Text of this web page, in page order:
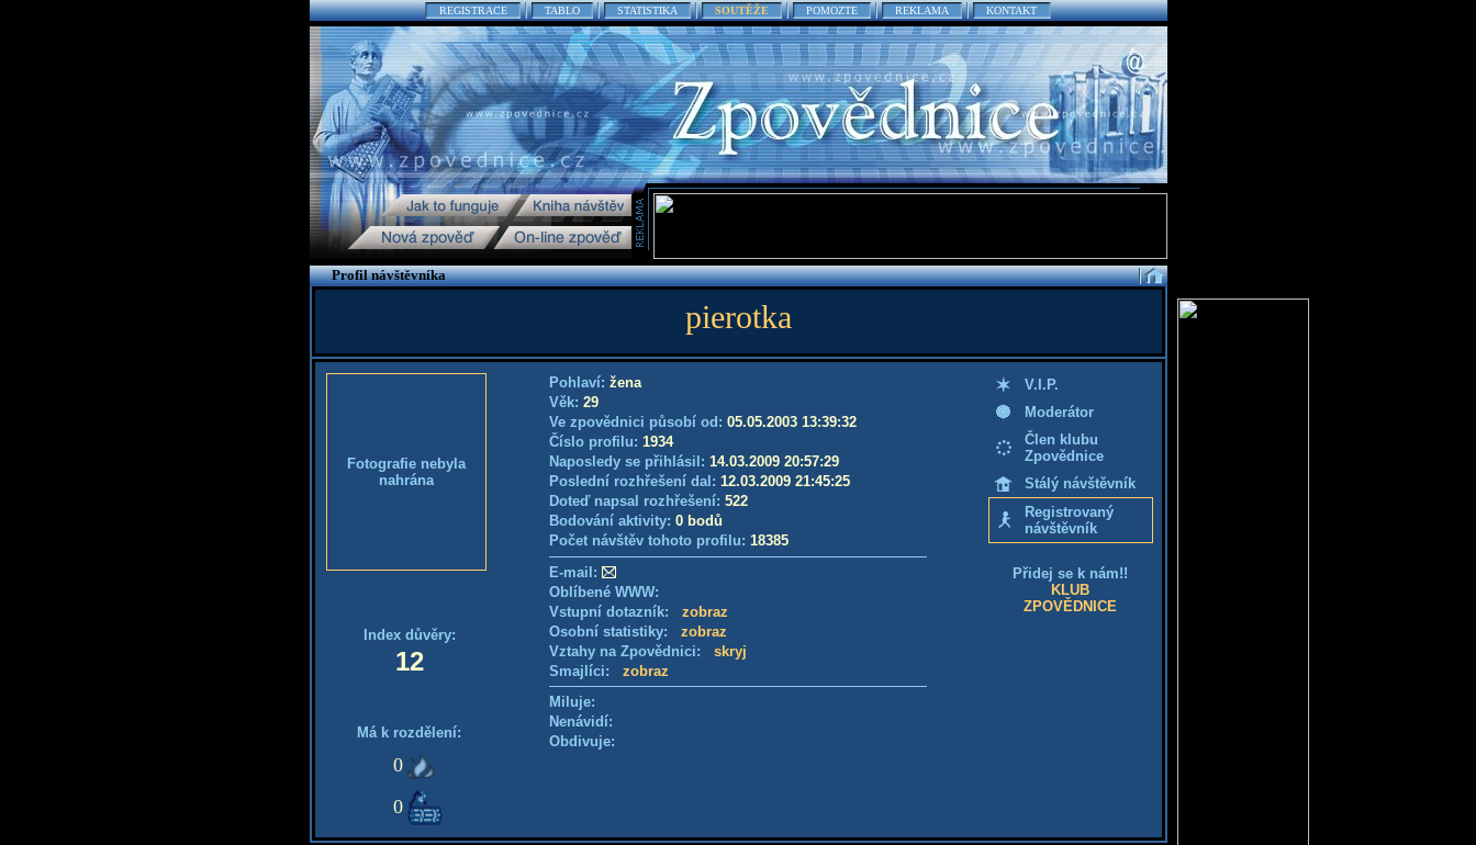
REGISTRACE TABLO STATISTIKA SOUTĚŽE POMOZTE REKLAMA KONTAKT
Profil návštěvníka
pierotka
Fotografie nebyla
nahrána
Index důvěry:
12
Má k rozdělení:
0
0
Pohlaví: žena
Věk: 29
Ve zpovědnici působí od: 05.05.2003 13:39:32
Číslo profilu: 1934
Naposledy se přihlásil: 14.03.2009 20:57:29
Poslední rozhřešení dal: 12.03.2009 21:45:25
Doteď napsal rozhřešení: 522
Bodování aktivity: 0 bodů
Počet návštěv tohoto profilu: 18385
E-mail:
Oblíbené WWW:
Vstupní dotazník: zobraz
Osobní statistiky: zobraz
Vztahy na Zpovědnici: skryj
Smajlíci: zobraz
Miluje:
Nenávidí:
Obdivuje:
V.I.P.
Moderátor
Člen klubu
Zpovědnice
Stálý návštěvník
Registrovaný
návštěvník
Přidej se k nám!!
KLUB
ZPOVĚDNICE